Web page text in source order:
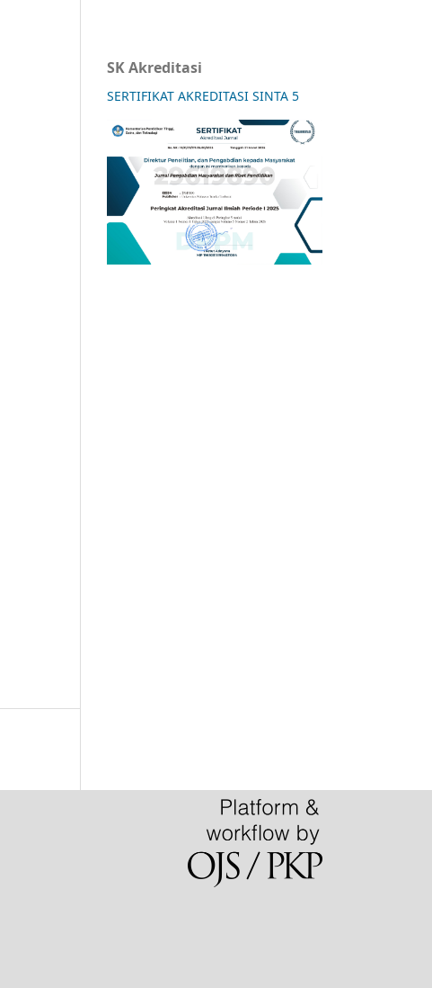
SK Akreditasi
SERTIFIKAT AKREDITASI SINTA 5